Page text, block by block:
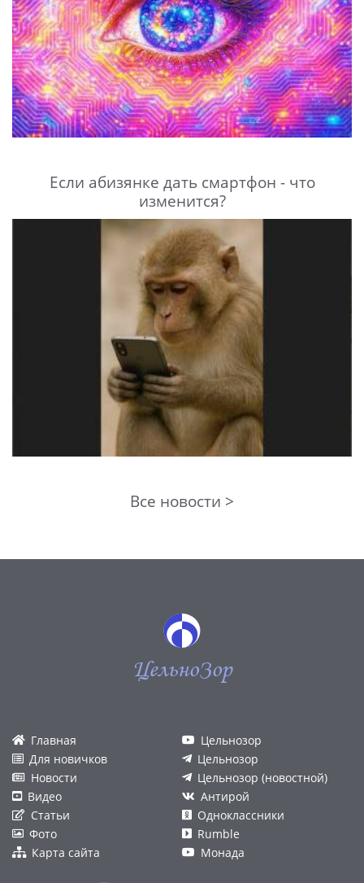
Если абизянке дать смартфон - что
изменится?
Все новости >
ЦельноЗор
Главная
Для новичков
Новости
Видео
Статьи
Фото
Карта сайта
Цельнозор
Цельнозор
Цельнозор (новостной)
Антирой
Одноклассники
Rumble
Монада